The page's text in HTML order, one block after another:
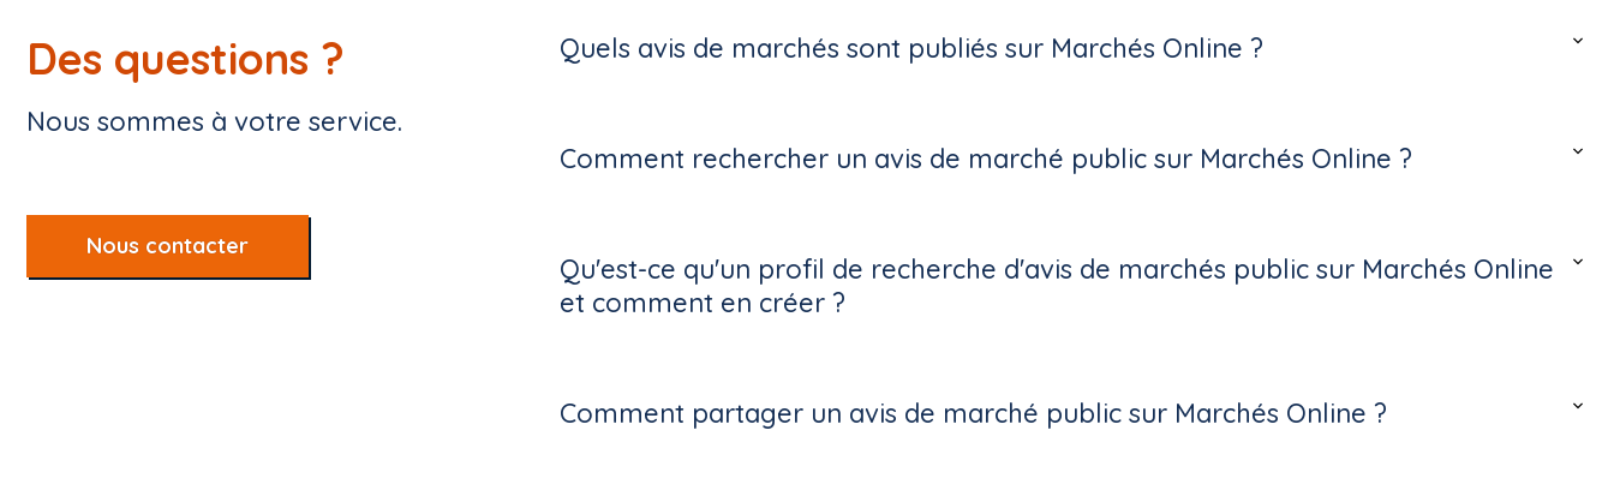
Des questions ?
Nous sommes à votre service.
Nous contacter
Quels avis de marchés sont publiés sur Marchés Online ?
Comment rechercher un avis de marché public sur Marchés Online ?
Qu'est-ce qu'un profil de recherche d'avis de marchés public sur Marchés Online
et comment en créer ?
Comment partager un avis de marché public sur Marchés Online ?